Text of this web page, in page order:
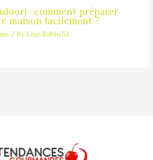
: comment préparer
maison facilement ?
/ By Line.Robin.53